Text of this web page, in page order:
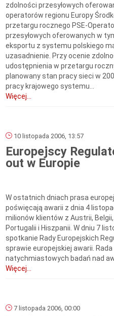
zdolności przesyłowych
operatorów regionu Europy
przetargu rocznego PSE-
przesyłowych oferowanych w
eksportu z systemu polskiego
uzasadnienie. Przy ocenie
udostępnienia w przetargu
planowany stan pracy sieci w
pracy krajowego systemu...
Więcej...
10 listopada 2006, 13:57
Europejscy
out w Europie
W ostatnich dniach prasa
poświęcają awarii z dnia 4
milionów klientów z Austrii, Belgii,
Portugalii i Hiszpanii. W dniu 7
spotkanie Rady Europejskich
sprawie europejskiej awarii.
natychmiastowych badań nad
Więcej...
7 listopada 2006, 00:00